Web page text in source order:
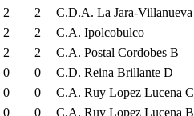
2 – 2
C.D.A. La Jara-
2 – 2
C.A. Ipolcobulco
2 – 2
C.A. Postal Cordobes B
0 – 0
C.D. Reina Brillante D
0 – 0
C.A. Ruy Lopez Lucena C
0 – 0
C.A. Ruy Lopez Lucena B